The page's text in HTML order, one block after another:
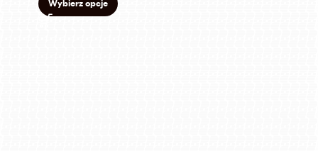
Wybierz opcje